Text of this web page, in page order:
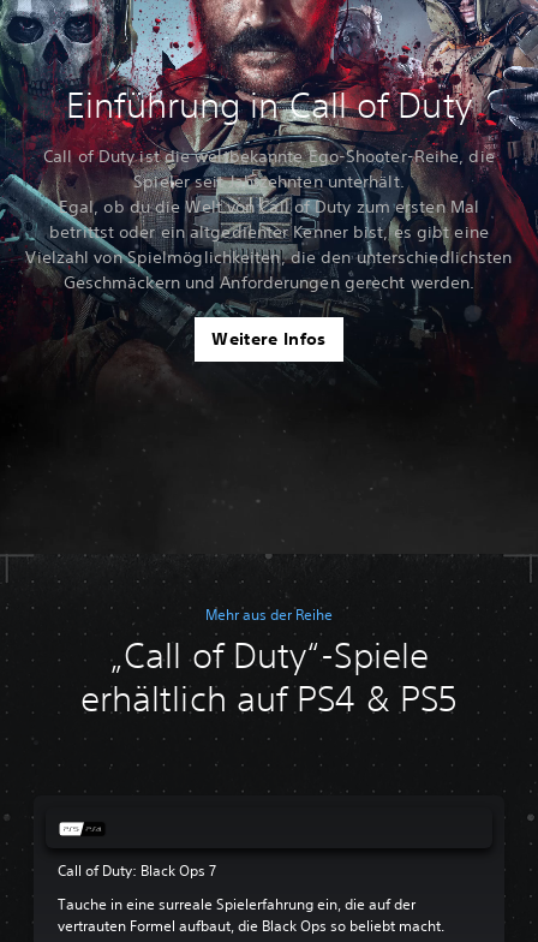
Einführung in Call of Duty
Call of Duty ist die weltbekannte Ego-Shooter-Reihe, die
Spieler seit Jahrzehnten unterhält.
Egal, ob du die Welt von Call of Duty zum ersten Mal
betrittst oder ein altgedienter Kenner bist, es gibt eine
Vielzahl von Spielmöglichkeiten, die den unterschiedlichsten
Geschmäckern und Anforderungen gerecht werden.
Weitere Infos
Mehr aus der Reihe
„Call of Duty“-Spiele
erhältlich auf PS4 & PS5
Call of Duty: Black Ops 7
Tauche in eine surreale Spielerfahrung ein, die auf der
vertrauten Formel aufbaut, die Black Ops so beliebt macht.